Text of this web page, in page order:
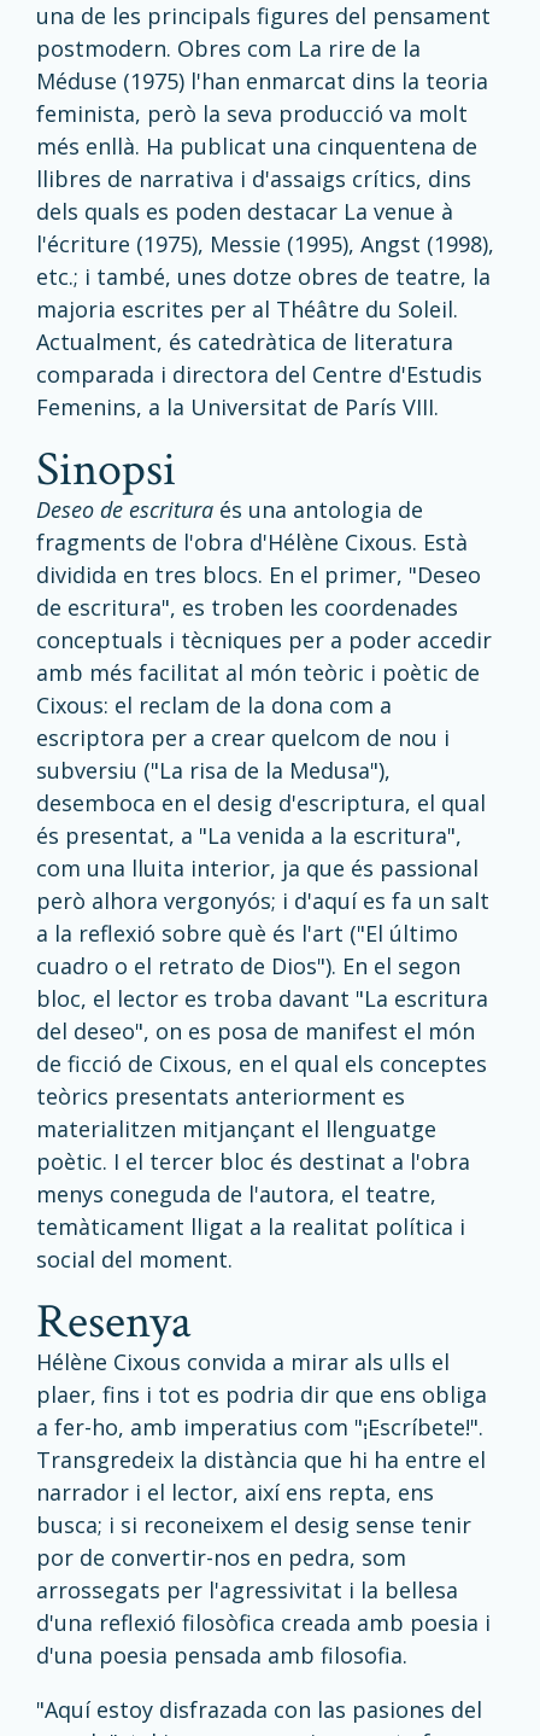
una de les principals figures del pensament
postmodern. Obres com La rire de la
Méduse (1975) l'han enmarcat dins la teoria
feminista, però la seva producció va molt
més enllà. Ha publicat una cinquentena de
llibres de narrativa i d'assaigs crítics, dins
dels quals es poden destacar La venue à
l'écriture (1975), Messie (1995), Angst (1998),
etc.; i també, unes dotze obres de teatre, la
majoria escrites per al Théâtre du Soleil.
Actualment, és catedràtica de literatura
comparada i directora del Centre d'Estudis
Femenins, a la Universitat de París VIII.
sinopsi
Deseo de escritura és una antologia de
fragments de l'obra d'Hélène Cixous. Està
dividida en tres blocs. En el primer, "Deseo
de escritura", es troben les coordenades
conceptuals i tècniques per a poder accedir
amb més facilitat al món teòric i poètic de
Cixous: el reclam de la dona com a
escriptora per a crear quelcom de nou i
subversiu ("La risa de la Medusa"),
desemboca en el desig d'escriptura, el qual
és presentat, a "La venida a la escritura",
com una lluita interior, ja que és passional
però alhora vergonyós; i d'aquí es fa un salt
a la reflexió sobre què és l'art ("El último
cuadro o el retrato de Dios"). En el segon
bloc, el lector es troba davant "La escritura
del deseo", on es posa de manifest el món
de ficció de Cixous, en el qual els conceptes
teòrics presentats anteriorment es
materialitzen mitjançant el llenguatge
poètic. I el tercer bloc és destinat a l'obra
menys coneguda de l'autora, el teatre,
temàticament lligat a la realitat política i
social del moment.
resenya
Hélène Cixous convida a mirar als ulls el
plaer, fins i tot es podria dir que ens obliga
a fer-ho, amb imperatius com "¡Escríbete!".
Transgredeix la distància que hi ha entre el
narrador i el lector, així ens repta, ens
busca; i si reconeixem el desig sense tenir
por de convertir-nos en pedra, som
arrossegats per l'agressivitat i la bellesa
d'una reflexió filosòfica creada amb poesia i
d'una poesia pensada amb filosofia.
"Aquí estoy disfrazada con las pasiones del